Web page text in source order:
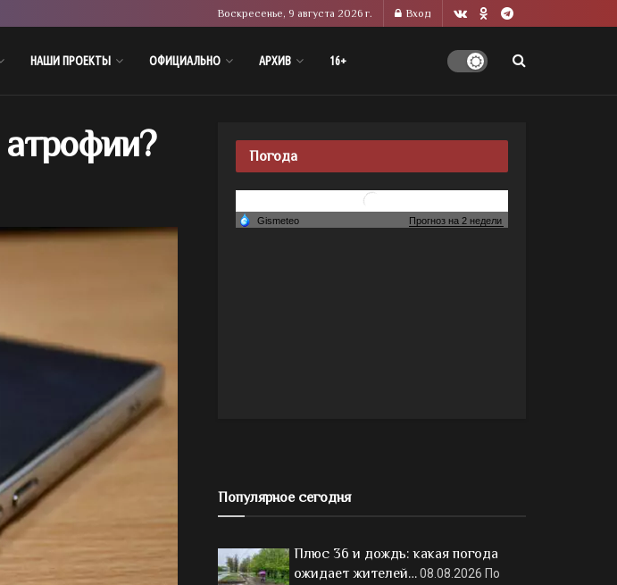
Воскресенье, 9 августа 2026 г. Вход
НАШИ ПРОЕКТЫ ОФИЦИАЛЬНО АРХИВ 16+
Погода
Популярное сегодня
Плюс 36 и дождь: какая погода
ожидает жителей…08.08.2026 По